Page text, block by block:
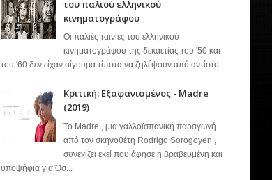
του παλιού ελληνικού
κινηματογράφου
Οι παλιές ταινίες του ελληνικού
κινηματογράφου της δεκαετίας του '50 και
του '60 δεν είχαν σίγουρα τίποτα να ζηλέψουν από αντίστο...
Κριτική: Εξαφανισμένος - Madre
(2019)
Το Madre , μια γαλλοϊσπανική παραγωγή
από τον σκηνοθέτη Rodrigo Sorogoyen ,
συνεχίζει εκεί που άφησε η βραβευμένη και
υποψήφια για Όσ...